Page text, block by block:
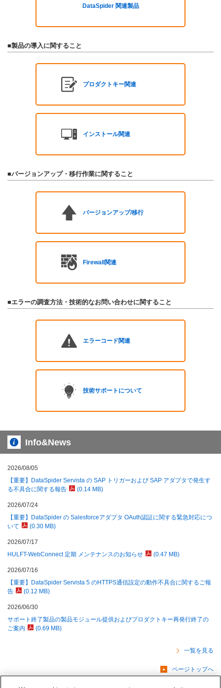
DataSpider 関連製品
■製品の導入に関すること
プロダクトキー関連
インストール関連
■バージョンアップ・移行作業に関すること
バージョンアップ/移行
Firewall関連
■エラーの調査方法・技術的なお問い合わせに関すること
エラーコード関連
技術サポートについて
Info&News
2026/08/05
【重要】DataSpider Servista の SAP トリガーおよび SAP アダプタで発生す
る不具合に関する報告
(0.14 MB)
2026/07/24
【重要】DataSpider の Salesforceアダプタ OAuth認証に関する緊急対応につ
いて
(0.30 MB)
2026/07/17
HULFT-WebConnect 定期 メンテナンスのお知らせ
(0.47 MB)
2026/07/16
【重要】DataSpider Servista 5 のHTTPS通信設定の動作不具合に関するご報
告
(0.12 MB)
2026/06/30
サポート終了製品の製品モジュール提供およびプロダクトキー再発行終了の
ご案内
(0.69 MB)
一覧を見る
ページトップへ